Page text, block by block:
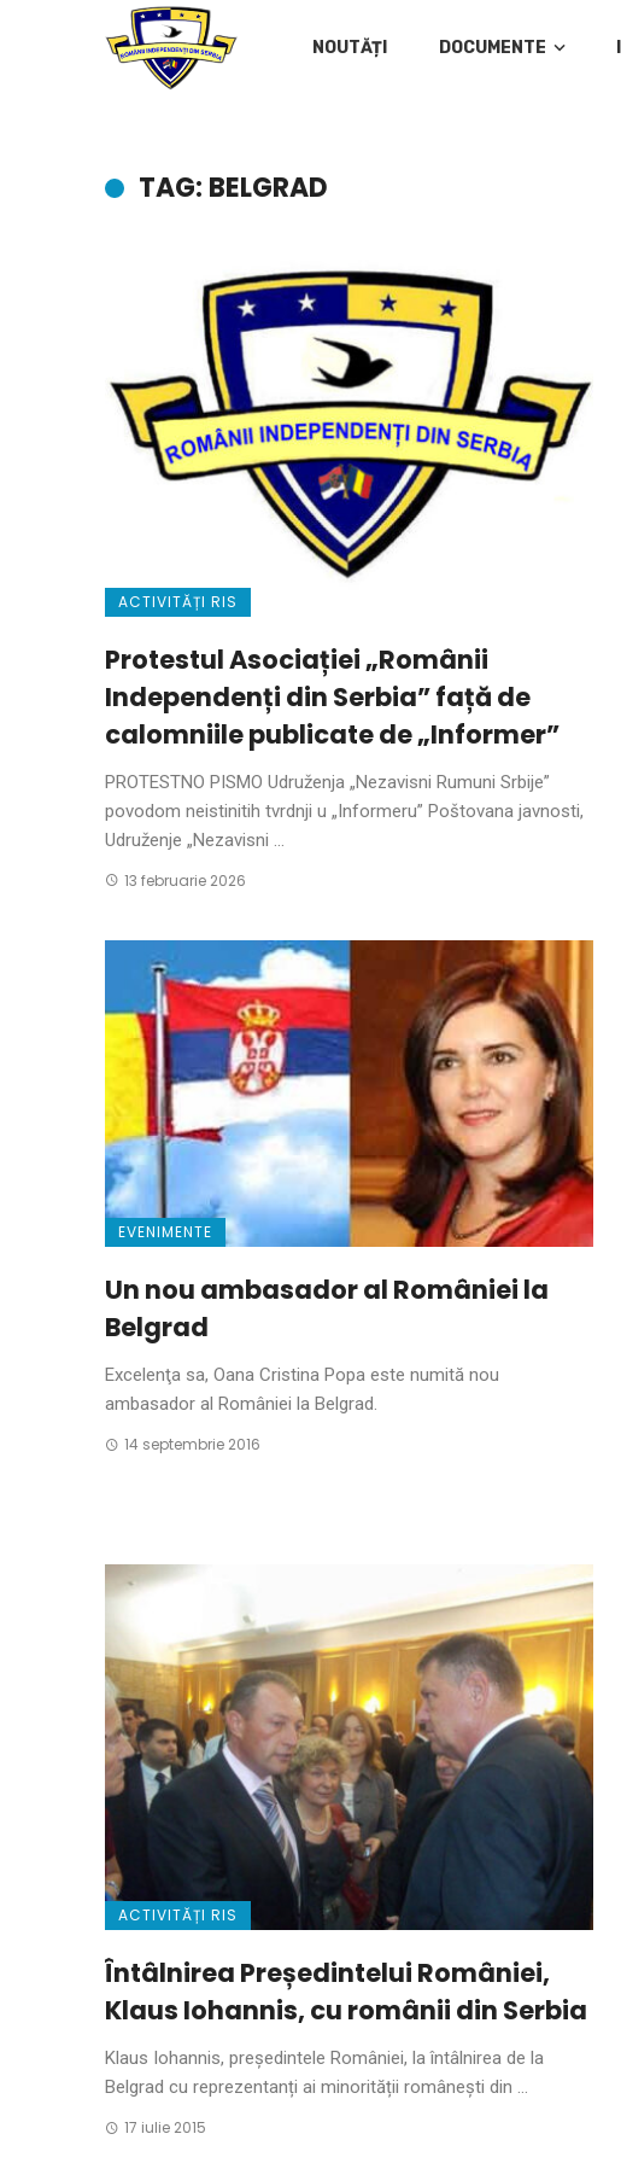
NOUTĂȚI DOCUMENTE
TAG: BELGRAD
ACTIVITĂȚI RIS
Protestul Asociației „Românii
Independenți din Serbia” față de
calomniile publicate de „Informer”
PROTESTNO PISMO Udruženja „Nezavisni Rumuni Srbije”
povodom neistinitih tvrdnji u „Informeru” Poštovana javnosti,
Udruženje „Nezavisni ...
13 februarie 2026
EVENIMENTE
Un nou ambasador al României la
Belgrad
Excelenţa sa, Oana Cristina Popa este numită nou
ambasador al României la Belgrad.
14 septembrie 2016
ACTIVITĂȚI RIS
Întâlnirea Președintelui României,
Klaus Iohannis, cu românii din Serbia
Klaus Iohannis, președintele României, la întâlnirea de la
Belgrad cu reprezentanți ai minorității românești din ...
17 iulie 2015